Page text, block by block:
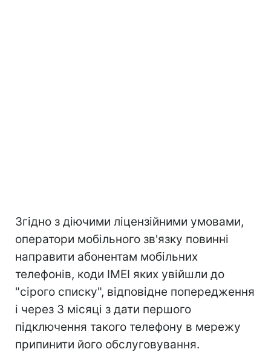
Згідно з діючими ліцензійними умовами,
оператори мобільного зв'язку повинні
направити абонентам мобільних
телефонів, коди ІМЕІ яких увійшли до
"сірого списку", відповідне попередження
і через 3 місяці з дати першого
підключення такого телефону в мережу
припинити його обслуговування.